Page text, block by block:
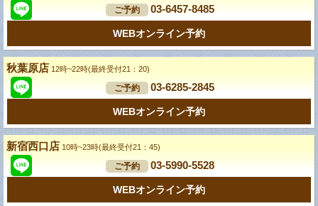
ご予約 03-6457-8485
WEBオンライン予約
秋葉原店 12時~22時(最終受付21：20)
ご予約 03-6285-2845
WEBオンライン予約
新宿西口店 10時~23時(最終受付21：45)
ご予約 03-5990-5528
WEBオンライン予約